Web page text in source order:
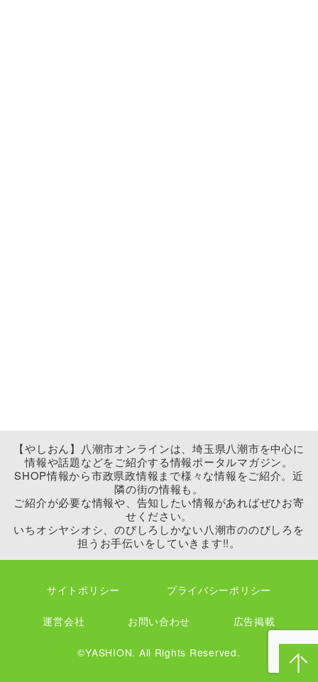
【やしおん】八潮市オンラインは、埼玉県八潮市を中心に
情報や話題などをご紹介する情報ポータルマガジン。
SHOP情報から市政県政情報まで様々な情報をご紹介。近
隣の街の情報も。
ご紹介が必要な情報や、告知したい情報があればぜひお寄
せください。
いちオシヤシオシ、のびしろしかない八潮市ののびしろを
担うお手伝いをしていきます!!。
サイトポリシー プライバシーポリシー
運営会社 お問い合わせ 広告掲載
©YASHION. All Rights Reserved.